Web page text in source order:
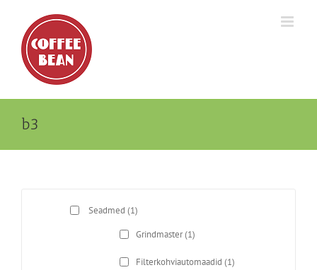
content
b3
Seadmed (1)
Grindmaster(1)
Filterkohviautomaadid (1)